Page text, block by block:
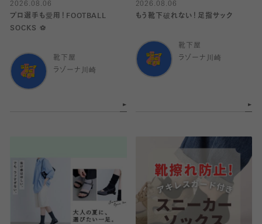
2026.08.06
プロ選手も愛用！FOOTBALL
SOCKS ⚽️
靴下屋
ラゾーナ川崎
2026.08.06
もう靴下破れない！足指サック
靴下屋
ラゾーナ川崎